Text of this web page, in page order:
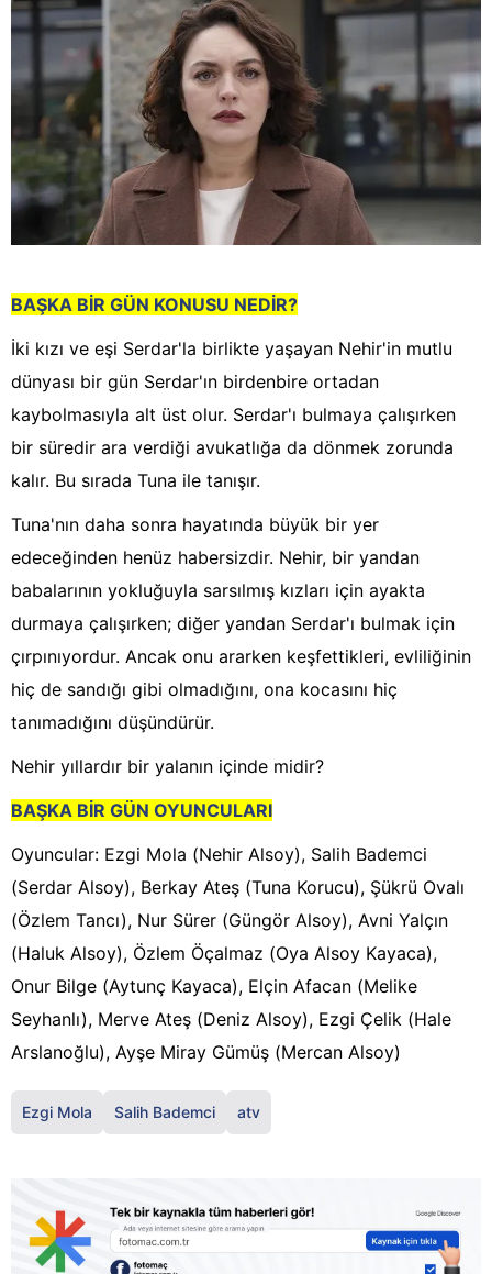
BAŞKA BİR GÜN KONUSU NEDİR?
İki kızı ve eşi Serdar'la birlikte yaşayan Nehir'in mutlu
dünyası bir gün Serdar'ın birdenbire ortadan
kaybolmasıyla alt üst olur. Serdar'ı bulmaya çalışırken
bir süredir ara verdiği avukatlığa da dönmek zorunda
kalır. Bu sırada Tuna ile tanışır.
Tuna'nın daha sonra hayatında büyük bir yer
edeceğinden henüz habersizdir. Nehir, bir yandan
babalarının yokluğuyla sarsılmış kızları için ayakta
durmaya çalışırken; diğer yandan Serdar'ı bulmak için
çırpınıyordur. Ancak onu ararken keşfettikleri, evliliğinin
hiç de sandığı gibi olmadığını, ona kocasını hiç
tanımadığını düşündürür.
Nehir yıllardır bir yalanın içinde midir?
BAŞKA BİR GÜN OYUNCULARI
Oyuncular: Ezgi Mola (Nehir Alsoy), Salih Bademci
(Serdar Alsoy), Berkay Ateş (Tuna Korucu), Şükrü Ovalı
(Özlem Tancı), Nur Sürer (Güngör Alsoy), Avni Yalçın
(Haluk Alsoy), Özlem Öçalmaz (Oya Alsoy Kayaca),
Onur Bilge (Aytunç Kayaca), Elçin Afacan (Melike
Seyhanlı), Merve Ateş (Deniz Alsoy), Ezgi Çelik (Hale
Arslanoğlu), Ayşe Miray Gümüş (Mercan Alsoy)
Ezgi Mola Salih Bademci atv